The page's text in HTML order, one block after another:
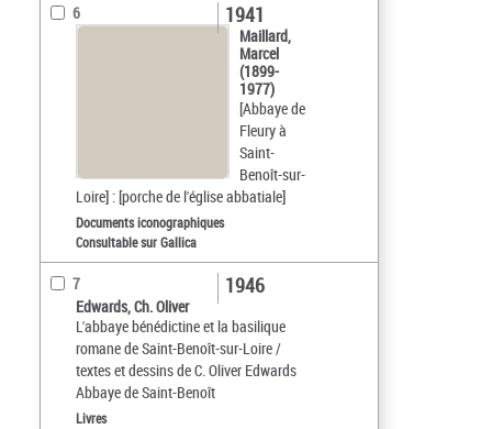
6
Maillard,
Marcel
(1899-
1977)
[Abbaye de
Fleury à
Saint-
Benoît-sur-
Loire] : [porche de l'église abbatiale]
1941
Documents iconographiques
Consultable sur Gallica
7
Edwards, Ch. Oliver
L'abbaye bénédictine et la basilique
romane de Saint-Benoît-sur-Loire /
textes et dessins de C. Oliver Edwards
Abbaye de Saint-Benoît
1946
Livres